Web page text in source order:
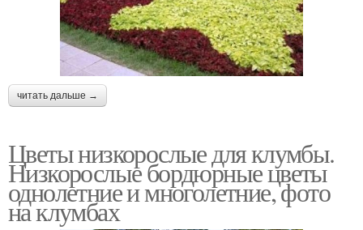
читать дальше →
Цветы низкорослые для клумбы.
Низкорослые бордюрные цветы
однолетние и многолетние, фото
на клумбах